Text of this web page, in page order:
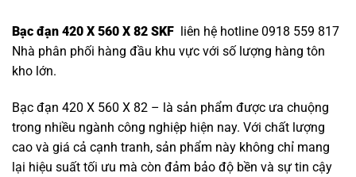
Bạc đạn 420 X 560 X 82 SKF liên hệ hotline 0918 559 817
Nhà phân phối hàng đầu khu vực với số lượng hàng tôn
kho lớn.
Bạc đạn 420 X 560 X 82 – là sản phẩm được ưa chuộng
trong nhiều ngành công nghiệp hiện nay. Với chất lượng
cao và giá cả cạnh tranh, sản phẩm này không chỉ mang
lại hiệu suất tối ưu mà còn đảm bảo độ bền và sự tin cậy